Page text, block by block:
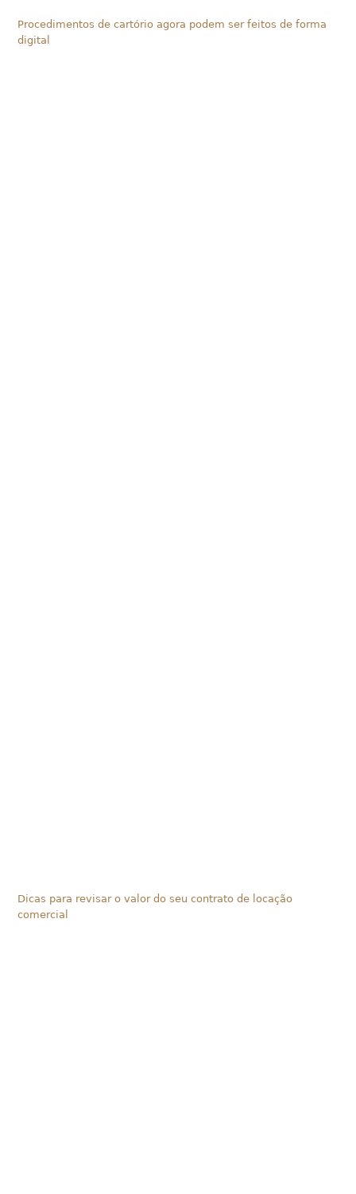
Procedimentos de cartório agora podem ser feitos de forma
digital
Dicas para revisar o valor do seu contrato de locação
comercial